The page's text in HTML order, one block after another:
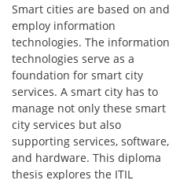
Smart cities are based on and
employ information
technologies. The information
technologies serve as a
foundation for smart city
services. A smart city has to
manage not only these smart
city services but also
supporting services, software,
and hardware. This diploma
thesis explores the ITIL